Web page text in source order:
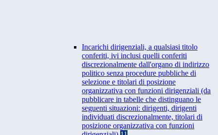
Incarichi dirigenziali, a qualsiasi titolo
conferiti, ivi inclusi quelli conferiti
discrezionalmente dall'organo di indirizzo
politico senza procedure pubbliche di
selezione e titolari di posizione
organizzativa con funzioni dirigenziali (da
pubblicare in tabelle che distinguano le
seguenti situazioni: dirigenti, dirigenti
individuati discrezionalmente, titolari di
posizione organizzativa con funzioni